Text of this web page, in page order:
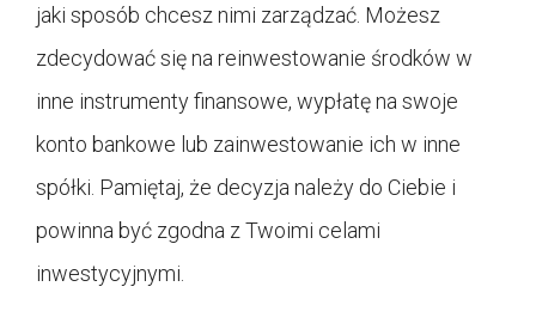
jaki sposób chcesz nimi zarządzać. Możesz
zdecydować się na reinwestowanie środków w
inne instrumenty finansowe, wypłatę na swoje
konto bankowe lub zainwestowanie ich w inne
spółki. Pamiętaj, że decyzja należy do Ciebie i
powinna być zgodna z Twoimi celami
inwestycyjnymi.